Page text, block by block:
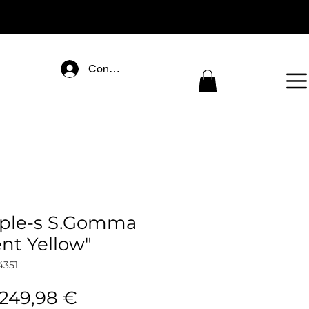
Connectez-vous
s S.Gomma
Yellow"
€